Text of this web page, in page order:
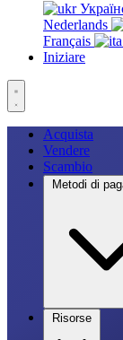
Nederlands
Français
Iniziare
Acquista
Vendere
Scambio
Metodi di
Risorse